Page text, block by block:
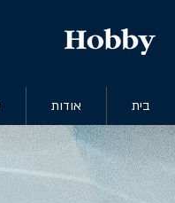
בית אודות